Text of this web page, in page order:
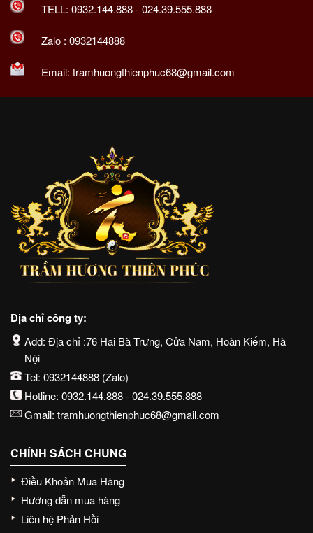
TELL: 0932.144.888-024.39.555.888
Zalo : 0932144888
Email: tramhuongthienphuc68@gmail.com
Địa chỉ công ty:
Add: Địa chỉ :76 Hai Bà Trưng, Cửa Nam, Hoàn Kiếm, Hà
Nội
Tel: 0932144888 (Zalo)
Hotline: 0932.144.888-024.39.555.888
Gmail: tramhuongthienphuc68@gmail.com
CHÍNH SÁCH CHUNG
Điều Khoản Mua Hàng
Hướng dẫn mua hàng
Liên hệ Phản Hồi